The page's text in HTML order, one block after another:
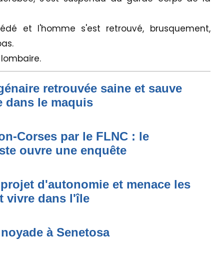
et l'homme s'est retrouvé, brusquement,
retrouvée saine et sauve
dans le maquis
Corses par le FLNC : le
ouvre une enquête
d'autonomie et menace les
vivre dans l'île
à Senetosa